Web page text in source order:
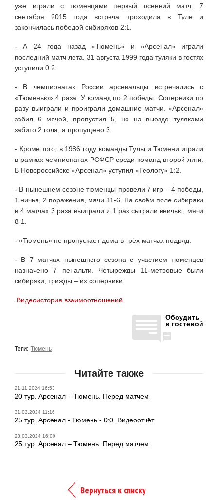
уже играли с тюменцами первый осенний матч. 7
сентября 2015 года встреча проходила в Туле и
закончилась победой сибиряков 2:1.
- А 24 года назад «Тюмень» и «Арсенал» играли
последний матч лета. 31 августа 1999 года туляки в гостях
уступили 0:2.
- В чемпионатах России арсенальцы встречались с
«Тюменью» 4 раза. У команд по 2 победы. Соперники по
разу выиграли и проиграли домашние матчи. «Арсенал»
забил 6 мячей, пропустил 5, но на выезде туляками
забито 2 гола, а пропущено 3.
- Кроме того, в 1986 году команды Тулы и Тюмени играли
в рамках чемпионатах РСФСР среди команд второй лиги.
В Новороссийске «Арсенал» уступил «Геологу» 1:2.
- В нынешнем сезоне тюменцы провели 7 игр – 4 победы,
1 ничья, 2 поражения, мячи 11-6. На своём поле сибиряки
в 4 матчах 3 раза выиграли и 1 раз сыграли вничью, мячи
8-1.
- «Тюмень» не пропускает дома в трёх матчах подряд.
- В 7 матчах нынешнего сезона с участием тюменцев
назначено 7 пенальти. Четырежды 11-метровые были
сибиряки, трижды – их соперники.
Видеоистория взаимоотношений
Обсудить
в гостевой
Теги: Тюмень
Читайте также
21.11.2024 16:53
20 тур. Арсенал – Тюмень. Перед матчем
31.03.2024 11:16
25 тур. Арсенал - Тюмень - 0:0. Видеоотчёт
28.03.2024 16:00
25 тур. Арсенал – Тюмень. Перед матчем
Вернуться к списку